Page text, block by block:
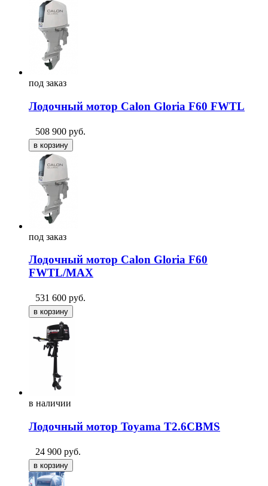
под заказ
Лодочный мотор Сalon Gloria F60 FWTL
508 900 руб.
под заказ
Лодочный мотор Сalon Gloria F60
FWTL/MAX
531 600 руб.
в наличии
Лодочный мотор Toyama T2.6CBMS
24 900 руб.